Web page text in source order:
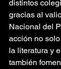
distintos
gracias al
Nacional del
acción no
la literatura y
también